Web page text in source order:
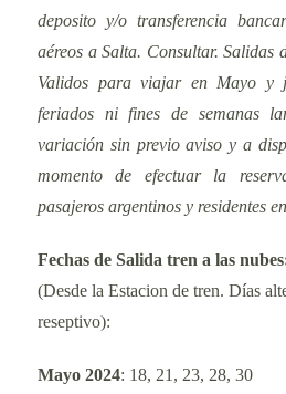
deposito y/o transferencia
aéreos a Salta. Consultar. Salidas
Validos para viajar en Mayo y
feriados ni fines de semanas
variación sin previo aviso y a
momento de efectuar la
pasajeros argentinos y residentes
Fechas de Salida tren a las
(Desde la Estacion de tren. Días
reseptivo):
Mayo 2024: 18, 21, 23, 28, 30